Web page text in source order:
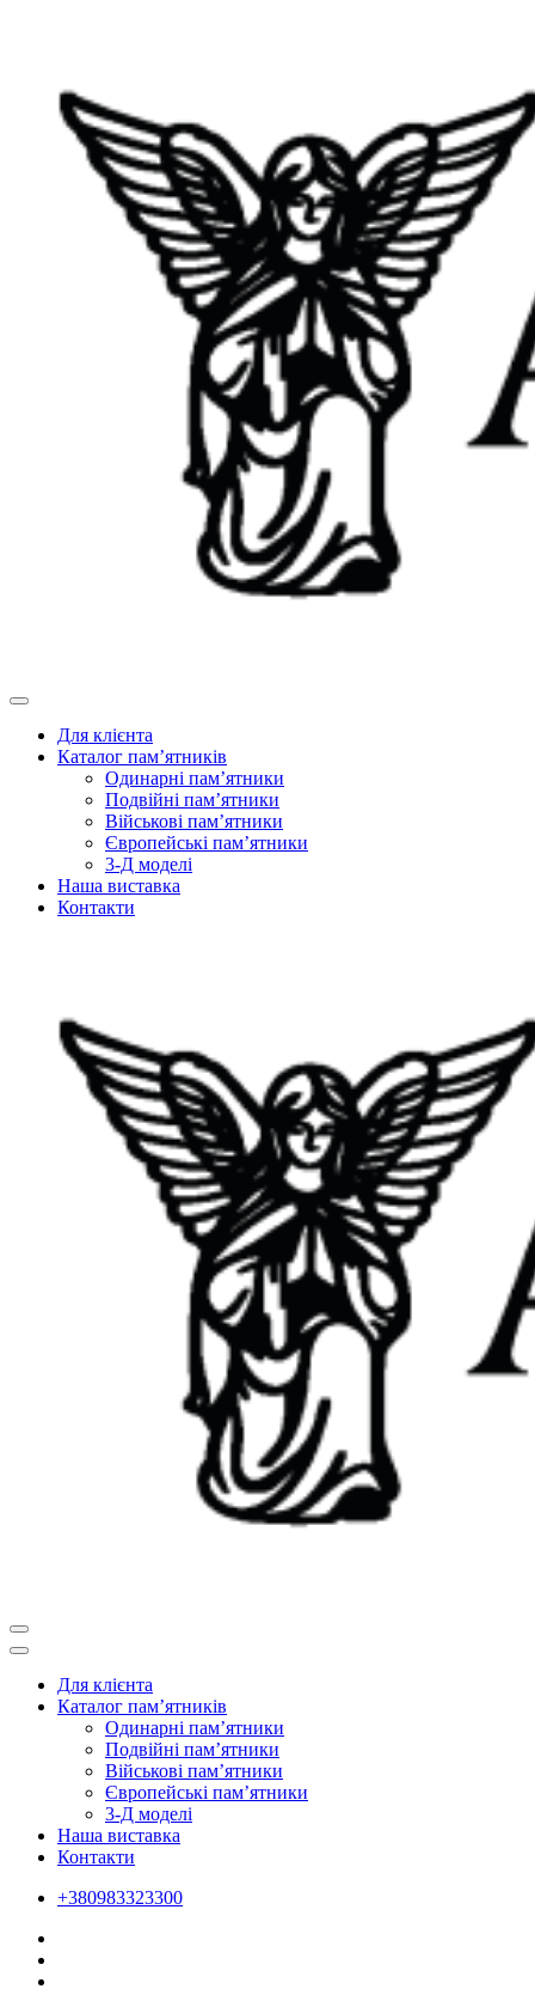
Для клієнта
Каталог пам’ятників
Одинарні пам’ятники
Подвійні пам’ятники
Військові пам’ятники
Європейські пам’ятники
3-Д моделі
Наша виставка
Контакти
Для клієнта
Каталог пам’ятників
Одинарні пам’ятники
Подвійні пам’ятники
Військові пам’ятники
Європейські пам’ятники
3-Д моделі
Наша виставка
Контакти
+380983323300